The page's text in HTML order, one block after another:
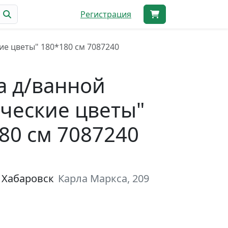
Регистрация
цветы" 180*180 см 7087240
д/ванной
цветы"
см 7087240
Карла Маркса, 209